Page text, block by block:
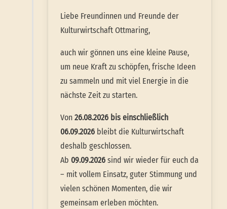
Liebe Freundinnen und Freunde der
Kulturwirtschaft Ottmaring,
auch wir gönnen uns eine kleine Pause,
um neue Kraft zu schöpfen, frische Ideen
zu sammeln und mit viel Energie in die
nächste Zeit zu starten.
Von 26.08.2026 bis einschließlich
06.09.2026 bleibt die Kulturwirtschaft
deshalb geschlossen.
Ab 09.09.2026 sind wir wieder für euch da
– mit vollem Einsatz, guter Stimmung und
vielen schönen Momenten, die wir
gemeinsam erleben möchten.